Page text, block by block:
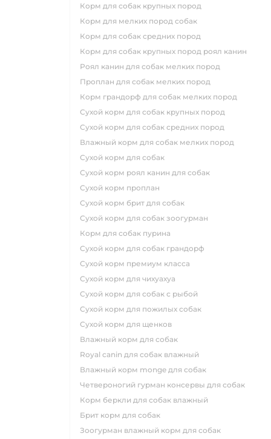
корм для собак крупных пород
корм для мелких пород собак
корм для собак средних пород
корм для собак крупных пород роял канин
роял канин для собак мелких пород
проплан для собак мелких пород
корм грандорф для собак мелких пород
сухой корм для собак крупных пород
сухой корм для собак средних пород
влажный корм для собак мелких пород
сухой корм для собак
сухой корм роял канин для собак
сухой корм проплан
сухой корм брит для собак
сухой корм для собак зоогурман
корм для собак пурина
сухой корм для собак грандорф
сухой корм премиум класса
сухой корм для чихуахуа
сухой корм для собак с рыбой
сухой корм для пожилых собак
сухой корм для щенков
влажный корм для собак
royal canin для собак влажный
влажный корм monge для собак
четвероногий гурман консервы для собак
корм беркли для собак влажный
брит корм для собак
зоогурман влажный корм для собак